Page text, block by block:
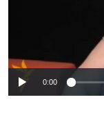
ELIFBE
УКРАИНСКАЯ
No
0:00